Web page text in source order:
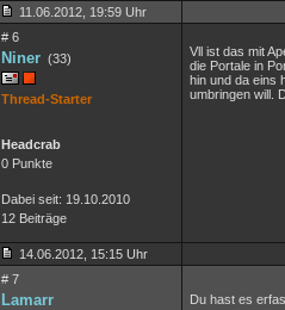
11.06.2012, 19:59 Uhr
# 6
Niner (33)
Thread-Starter
Headcrab
0 Punkte
Dabei seit: 19.10.2010
12 Beiträge
Vll ist das mit
die Portale in
hin und da eins
umbringen will.
14.06.2012, 15:15 Uhr
# 7
Lamarr
Du hast es